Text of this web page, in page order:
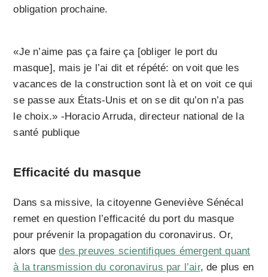
obligation prochaine.
«Je n’aime pas ça faire ça [obliger le port du
masque], mais je l’ai dit et répété: on voit que les
vacances de la construction sont là et on voit ce qui
se passe aux États-Unis et on se dit qu’on n’a pas
le choix.» -Horacio Arruda, directeur national de la
santé publique
Efficacité du masque
Dans sa missive, la citoyenne Geneviève Sénécal
remet en question l’efficacité du port du masque
pour prévenir la propagation du coronavirus. Or,
alors quedes preuves scientifiques émergent quant
à la transmission du coronavirus par l’air, de plus en